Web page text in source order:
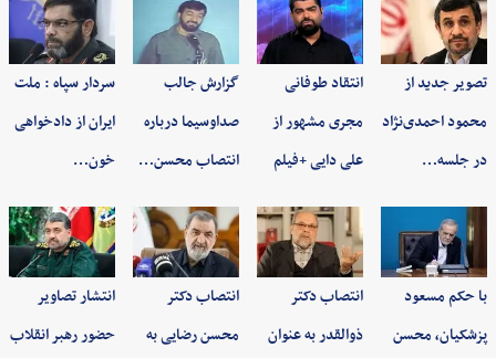
تصویر جدید از
محمود احمدی‌نژاد
در جلسه…
انتقاد طوفانی
مجری مشهور از
علی دایی +فیلم
گزارش جالب
صداوسیما درباره
انتصاب محسن…
سردار سپاه : ملت
ایران از دادخواهی
خون…
با حکم مسعود
پزشکیان، محسن
انتصاب دکتر
ذوالقدر به عنوان
انتصاب دکتر
محسن رضایی به
انتشار تصاویر
حضور رهبر انقلاب